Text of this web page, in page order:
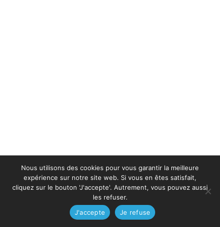
Nous utilisons des cookies pour vous garantir la meilleure
expérience sur notre site web. Si vous en êtes satisfait,
cliquez sur le bouton 'J'accepte'. Autrement, vous pouvez aussi
les refuser.
J'accepte
Je refuse